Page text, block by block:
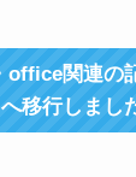
office関連の
移行しまし